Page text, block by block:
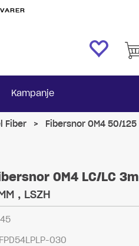
Kampanje
Fiber > Fibersnor OM4 50/125
OM4 LC/LC 3m
, LSZH
FPD54LPLP-030